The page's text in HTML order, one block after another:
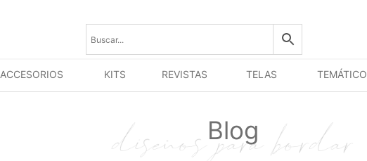
ACCESORIOS KITS REVISTAS TELAS TEMÁTICO
Blog